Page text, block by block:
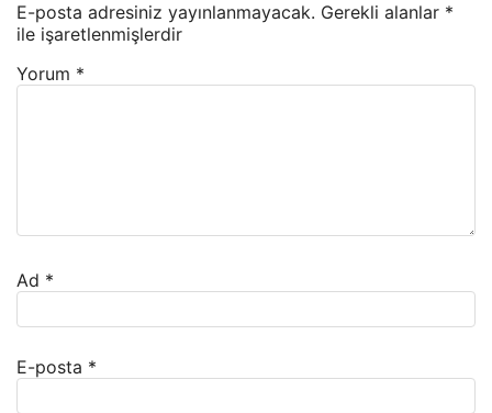
E-posta adresiniz yayınlanmayacak. Gerekli alanlar *
ile işaretlenmişlerdir
Yorum *
Ad *
E-posta *